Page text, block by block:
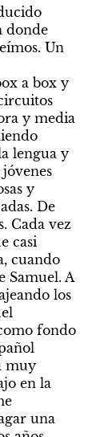
donde
Un
a box y
y media
lengua y
y
De
Cada vez
casi
cuando
Samuel. A
los
fondo
muy
en la
una